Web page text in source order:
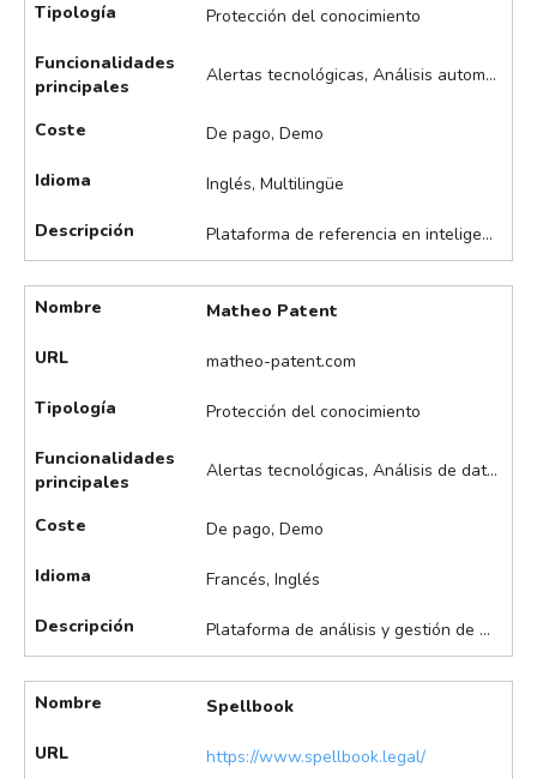
Tipología Protección del conocimiento
Funcionalidades
principales
Alertas tecnológicas, Análisis automáticos de IP, Análisis de datos, Análisis de infracción de patentes, Búsqueda asistida de patentes, Identificación de potenciales licenciatarios, Monitorización de competidores, Redacción asistida de patentes, Visualización de datos
Coste De pago, Demo
Idioma Inglés, Multilingüe
Descripción Plataforma de referencia en inteligencia de patentes y propiedad intelectual, diseñada para gestionar la búsqueda, análisis y explotación de activos de PI. Ofrece herramientas avanzadas de visualización, análisis de tendencias y competidores, y soporte para la toma de decisiones estratégicas en innovación y transferencia de tecnología.
Nombre Matheo Patent
URL matheo-patent.com
Tipología Protección del conocimiento
Funcionalidades
principales
Alertas tecnológicas, Análisis de datos, Análisis de infracción de patentes, Búsqueda asistida de patentes, Identificación de potenciales licenciatarios, Monitorización de competidores, Visualización de datos
Coste De pago, Demo
Idioma Francés, Inglés
Descripción Plataforma de análisis y gestión de patentes diseñada para facilitar la vigilancia tecnológica, el análisis de competidores y la valorización de carteras de PI. Además de la asistencia en búsquedas y análisis de patentes, permite visualizar tendencias, identificar oportunidades de innovación y generar informes estratégicos para la toma de decisiones en empresas y centros de investigación.
Nombre Spellbook
URL https://www.spellbook.legal/